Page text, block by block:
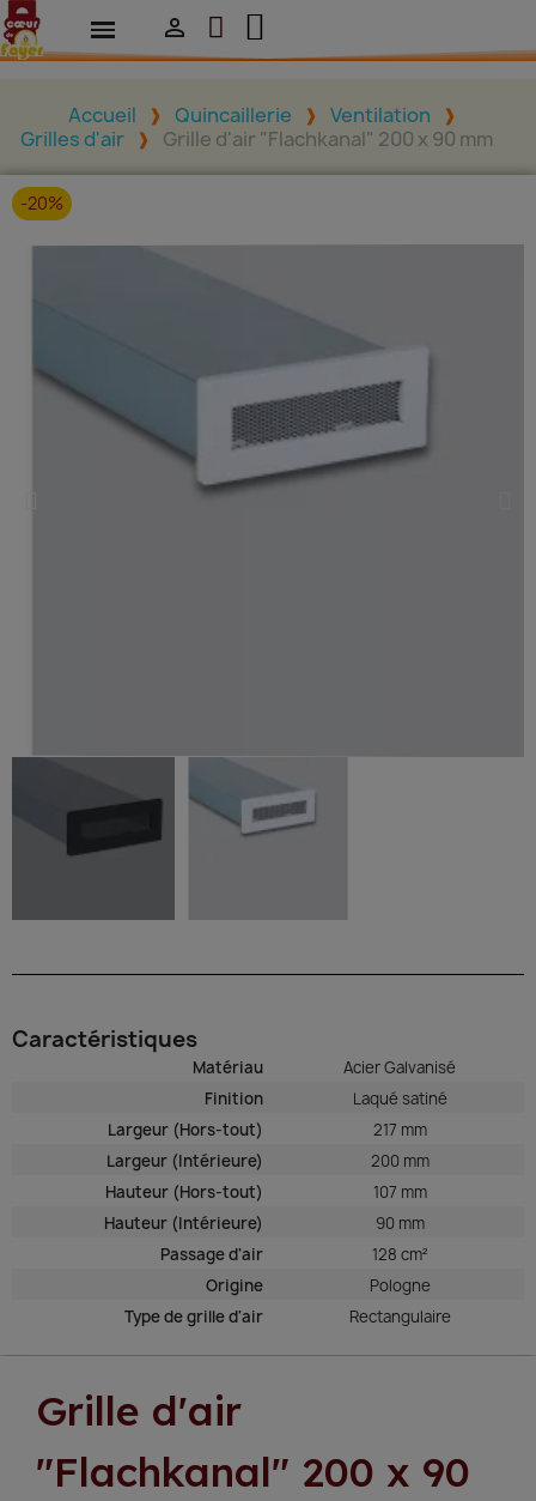

Accueil Quincaillerie
Ventilation
Grilles d'air
Grille d'air "Flachkanal" 200 x 90 mm
-20%
Caractéristiques
Matériau
Acier Galvanisé
Finition
Laqué satiné
Largeur (Hors-tout)
217 mm
Largeur (Intérieure)
200 mm
Hauteur (Hors-tout)
107 mm
Hauteur (Intérieure)
90 mm
Passage d'air
128 cm²
Origine
Pologne
Type de grille d'air
Rectangulaire
Grille d'air
"Flachkanal" 200 x 90